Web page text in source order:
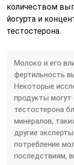
количеством
йогурта и
тестостерона.
Молоко и его
фертильность
Некоторые
продукты
тестостерона
минералов,
другие
потребление
последствиям,